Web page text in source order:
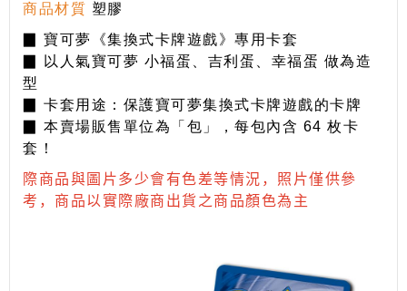
商品材質 塑膠
▉ 寶可夢《集換式卡牌遊戲》專用卡套
▉ 以人氣寶可夢 小福蛋、吉利蛋、幸福蛋 做為造
型
▉ 卡套用途：保護寶可夢集換式卡牌遊戲的卡牌
▉ 本賣場販售單位為「包」，每包內含 64 枚卡
套！
際商品與圖片多少會有色差等情況，照片僅供參
考，商品以實際廠商出貨之商品顏色為主